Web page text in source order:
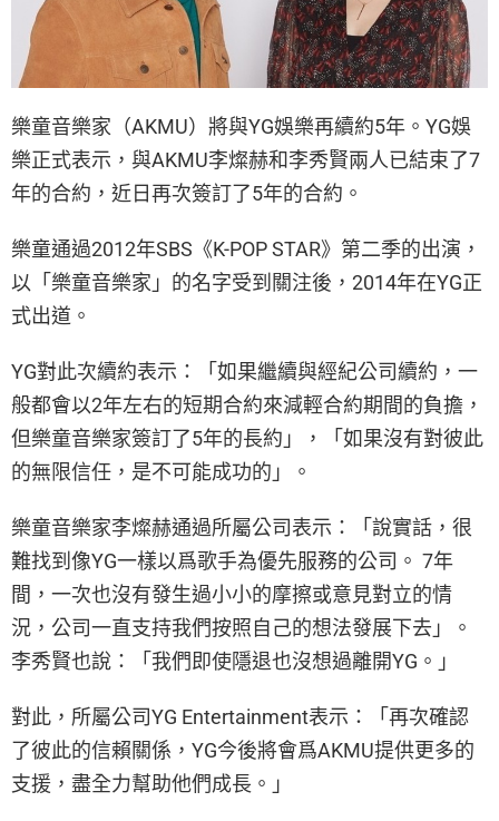
樂童音樂家（AKMU）將與YG娛樂再續約5年。YG娛
樂正式表示，與AKMU李燦赫和李秀賢兩人已結束了7
年的合約，近日再次簽訂了5年的合約。
樂童通過2012年SBS《K-POP STAR》第二季的出演，
以「樂童音樂家」的名字受到關注後，2014年在YG正
式出道。
YG對此次續約表示：「如果繼續與經紀公司續約，一
般都會以2年左右的短期合約來減輕合約期間的負擔，
但樂童音樂家簽訂了5年的長約」，「如果沒有對彼此
的無限信任，是不可能成功的」。
樂童音樂家李燦赫通過所屬公司表示：「說實話，很
難找到像YG一樣以爲歌手為優先服務的公司。 7年
間，一次也沒有發生過小小的摩擦或意見對立的情
況，公司一直支持我們按照自己的想法發展下去」。
李秀賢也說：「我們即使隱退也沒想過離開YG。」
對此，所屬公司YG Entertainment表示：「再次確認
了彼此的信賴關係，YG今後將會爲AKMU提供更多的
支援，盡全力幫助他們成長。」